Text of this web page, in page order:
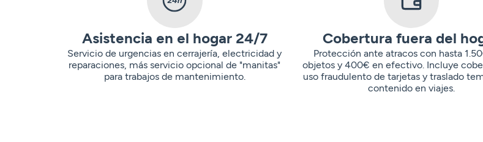
Asistencia en el hogar 24/7
Servicio de urgencias en cerrajería, electricidad y
reparaciones, más servicio opcional de "manitas"
para trabajos de mantenimiento.
Cobertura fuera del
Protección ante atracos con hasta
objetos y 400€ en efectivo. Incluye
uso fraudulento de tarjetas y traslado
contenido en viajes.